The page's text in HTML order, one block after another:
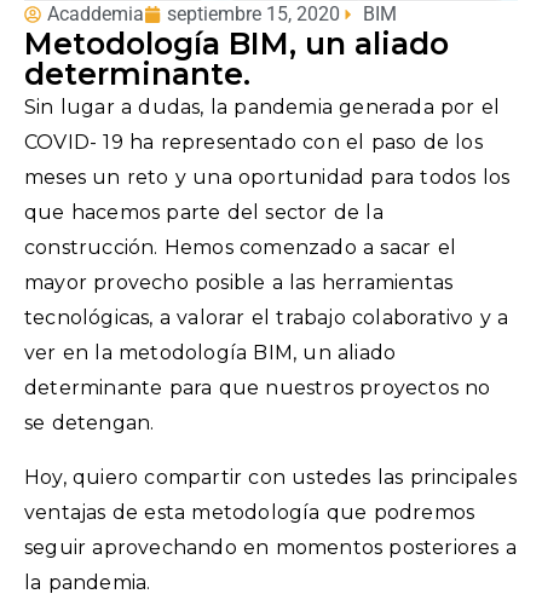
Acaddemia septiembre 15, 2020 BIM
Metodología BIM, un aliado
determinante.
Sin lugar a dudas, la pandemia generada por el
COVID- 19 ha representado con el paso de los
meses un reto y una oportunidad para todos los
que hacemos parte del sector de la
construcción. Hemos comenzado a sacar el
mayor provecho posible a las herramientas
tecnológicas, a valorar el trabajo colaborativo y a
ver en la metodología BIM, un aliado
determinante para que nuestros proyectos no
se detengan.
Hoy, quiero compartir con ustedes las principales
ventajas de esta metodología que podremos
seguir aprovechando en momentos posteriores a
la pandemia.